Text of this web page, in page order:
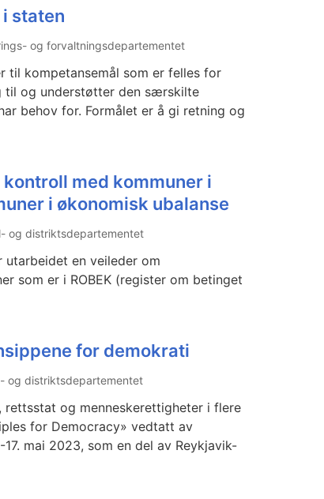
staten
og forvaltningsdepartementet
til kompetansemål som er felles for
til og understøtter den særskilte
behov for. Formålet er å gi retning og
med kommuner i
i økonomisk ubalanse
og distriktsdepartementet
en veileder om
som er i ROBEK (register om betinget
for demokrati
og distriktsdepartementet
og menneskerettigheter i flere
for Democracy» vedtatt av
mai 2023, som en del av Reykjavik-